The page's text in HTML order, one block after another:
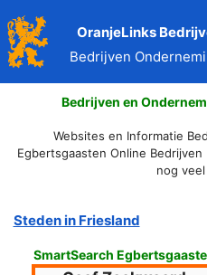
naar
de
inhoud
OranjeLinks
Bedrijven
Bedrijven en
Websites en Informatie
Egbertsgaasten Online
nog
Steden in Friesland
SmartSearch